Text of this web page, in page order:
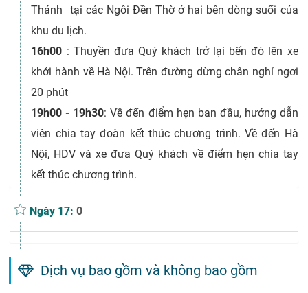
Thánh tại các Ngôi Đền Thờ ở hai bên dòng suối của
khu du lịch.
16h00 : Thuyền đưa Quý khách trở lại bến đò lên xe
khởi hành về Hà Nội. Trên đường dừng chân nghỉ ngơi
20 phút
19h00 - 19h30: Về đến điểm hẹn ban đầu, hướng dẫn
viên chia tay đoàn kết thúc chương trình. Về đến Hà
Nội, HDV và xe đưa Quý khách về điểm hẹn chia tay
kết thúc chương trình.
Ngày 17:0
Dịch vụ bao gồm và không bao gồm